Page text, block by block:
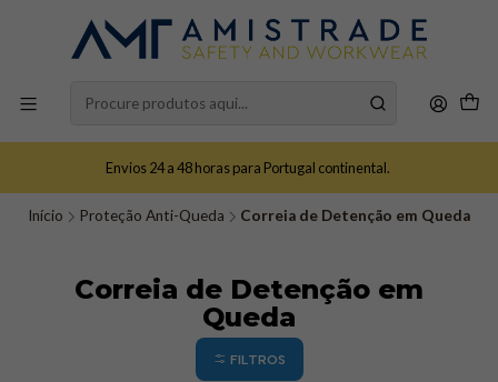
Envios 24 a 48 horas para Portugal continental.
Início Proteção Anti-Queda Correia de Detenção em Queda
Correia de Detenção em
Queda
FILTROS